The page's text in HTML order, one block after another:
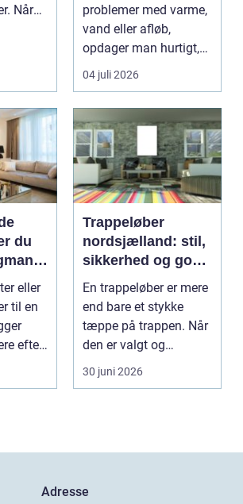
Når
problemer med varme,
vand eller afløb,
opdager man hurtigt,
hvor afhængig
04 juli 2026
du
eller
til en
efter
Trappeløber
nordsjælland: stil,
sikkerhed og god
akustik i hjemmet
En trappeløber er mere
end bare et stykke
tæppe på trappen. Når
den er valgt og
monteret rigtigt, gi...
30 juni 2026
Adresse